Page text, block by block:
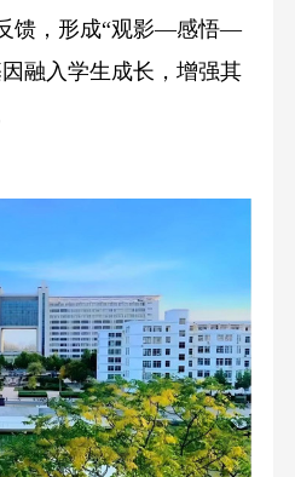
馈，形成“观影—感悟—
融入学生成长，增强其